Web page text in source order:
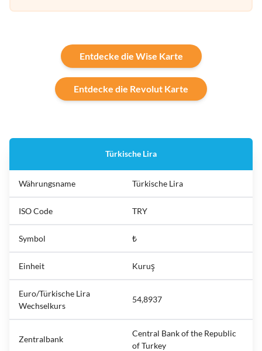
Entdecke die Wise Karte
Entdecke die Revolut Karte
Türkische Lira
Währungsname Türkische Lira
ISO Code TRY
Symbol ₺
Einheit Kuruş
Euro/Türkische Lira
Wechselkurs
54,8937
Zentralbank
Central Bank of the Republic
of Turkey